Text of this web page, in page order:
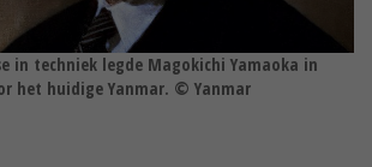
in techniek legde Magokichi Yamaoka in
het huidige Yanmar. © Yanmar